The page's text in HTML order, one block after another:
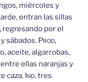
miércoles y
entran las sillas
regresando por el
sábados. Prod,
aceite, algarrobas,
ellas naranjas y
caza. Ind.tres